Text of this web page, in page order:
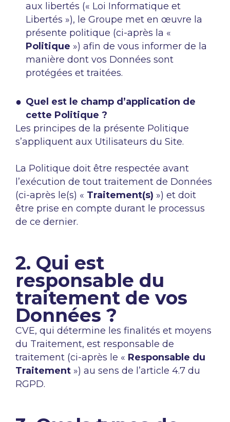
aux libertés (« Loi Informatique et
Libertés »), le Groupe met en œuvre la
présente politique (ci-après la «
Politique ») afin de vous informer de la
manière dont vos Données sont
protégées et traitées.
Quel est le champ d’application de
cette Politique ?
Les principes de la présente Politique
s’appliquent aux Utilisateurs du Site.
La Politique doit être respectée avant
l’exécution de tout traitement de Données
(ci-après le(s) « Traitement(s) ») et doit
être prise en compte durant le processus
de ce dernier.
2. Qui est
responsable du
traitement de vos
Données ?
CVE, qui détermine les finalités et moyens
du Traitement, est responsable de
traitement (ci-après le « Responsable du
Traitement ») au sens de l’article 4.7 du
RGPD.